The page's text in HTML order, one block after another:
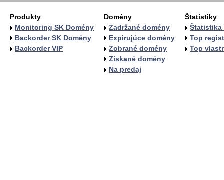
Produkty
Monitoring SK Domény
Backorder SK Domény
Backorder VIP
Domény
Zadržané domény
Expirujúce domény
Zobrané domény
Získané domény
Na predaj
Štatistiky
Štatistika
Top
Top